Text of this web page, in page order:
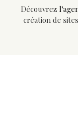
Découvrez
création de